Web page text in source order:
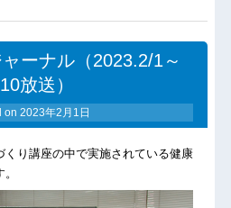
ーナル（2023.2/1～
放送）
on 2023年2月1日
くり講座の中で実施されている健康